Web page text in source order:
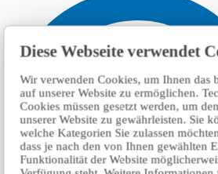
Diese Webseite verwendet
Wir verwenden Cookies, um Ihnen das
auf unserer Website zu ermöglichen.
Cookies müssen gesetzt werden, um
unserer Website zu gewährleisten. Sie
welche Kategorien Sie zulassen
dass je nach den von Ihnen gewählten
Funktionalität der Website